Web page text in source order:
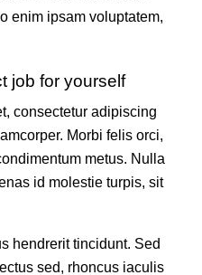
enim ipsam voluptatem,
job for yourself
consectetur adipiscing
Morbi felis orci,
metus. Nulla
id molestie turpis, sit
hendrerit tincidunt. Sed
sed, rhoncus iaculis